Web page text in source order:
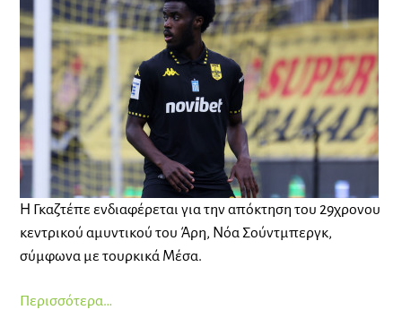
Η Γκαζτέπε ενδιαφέρεται για την απόκτηση του 29χρονου
κεντρικού αμυντικού του Άρη, Νόα Σούντμπεργκ,
σύμφωνα με τουρκικά Μέσα.
Περισσότερα…